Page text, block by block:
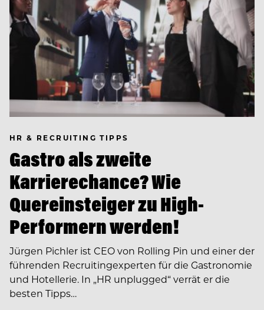
HR & RECRUITING TIPPS
Gastro als zweite
Karrierechance? Wie
Quereinsteiger zu High-
Performern werden!
Jürgen Pichler ist CEO von Rolling Pin und einer der
führenden Recruiting­experten für die Gastronomie
und Hotellerie. In ­­„HR unplugged“ verrät er die
besten Tipps…